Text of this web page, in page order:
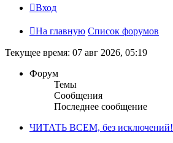
Вход
На главную Список форумов
Текущее время: 07 авг 2026, 05:19
Форум
Темы
Сообщения
Последнее сообщение
ЧИТАТЬ ВСЕМ, без исключений!